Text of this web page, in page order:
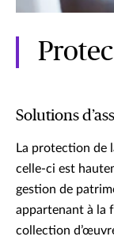
Solutions
La protection de
celle-ci est
gestion de
appartenant à la
collection